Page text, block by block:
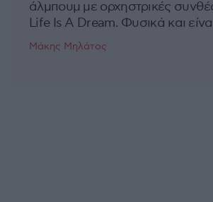
άλμπουμ με ορχηστρικές
Life Is A Dream. Φυσικά και
Μάκης Μηλάτος